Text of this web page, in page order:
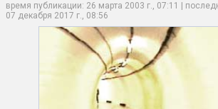
время публикации: 26 марта 2003 г., 07:11 |
07 декабря 2017 г., 08:56